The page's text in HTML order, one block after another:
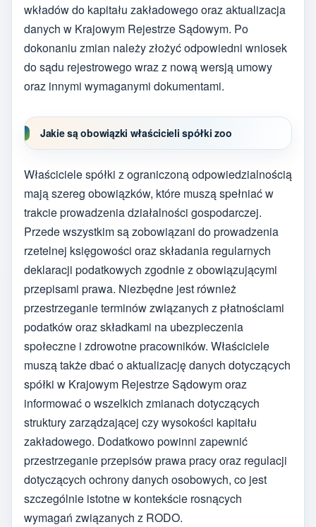
wkładów do kapitału zakładowego oraz aktualizacja
danych w Krajowym Rejestrze Sądowym. Po
dokonaniu zmian należy złożyć odpowiedni wniosek
do sądu rejestrowego wraz z nową wersją umowy
oraz innymi wymaganymi dokumentami.
Jakie są obowiązki właścicieli spółki zoo
Właściciele spółki z ograniczoną odpowiedzialnością
mają szereg obowiązków, które muszą spełniać w
trakcie prowadzenia działalności gospodarczej.
Przede wszystkim są zobowiązani do prowadzenia
rzetelnej księgowości oraz składania regularnych
deklaracji podatkowych zgodnie z obowiązującymi
przepisami prawa. Niezbędne jest również
przestrzeganie terminów związanych z płatnościami
podatków oraz składkami na ubezpieczenia
społeczne i zdrowotne pracowników. Właściciele
muszą także dbać o aktualizację danych dotyczących
spółki w Krajowym Rejestrze Sądowym oraz
informować o wszelkich zmianach dotyczących
struktury zarządzającej czy wysokości kapitału
zakładowego. Dodatkowo powinni zapewnić
przestrzeganie przepisów prawa pracy oraz regulacji
dotyczących ochrony danych osobowych, co jest
szczególnie istotne w kontekście rosnących
wymagań związanych z RODO.